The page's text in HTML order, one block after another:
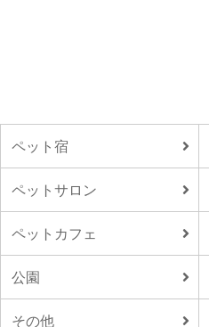
ペット宿
ペットサロン
ペットカフェ
公園
その他